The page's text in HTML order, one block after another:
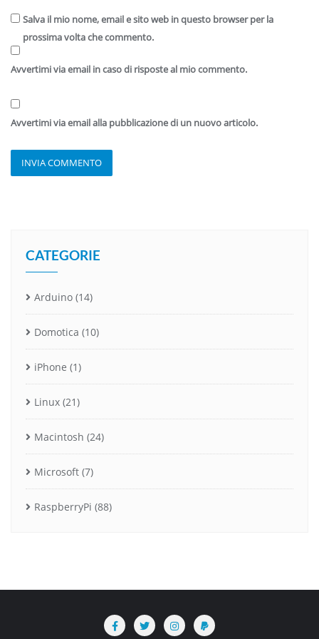
Salva il mio nome, email e sito web in questo browser per la
prossima volta che commento.
Avvertimi via email in caso di risposte al mio commento.
Avvertimi via email alla pubblicazione di un nuovo articolo.
CATEGORIE
Arduino (14)
Domotica (10)
iPhone (1)
Linux (21)
Macintosh (24)
Microsoft (7)
RaspberryPi (88)